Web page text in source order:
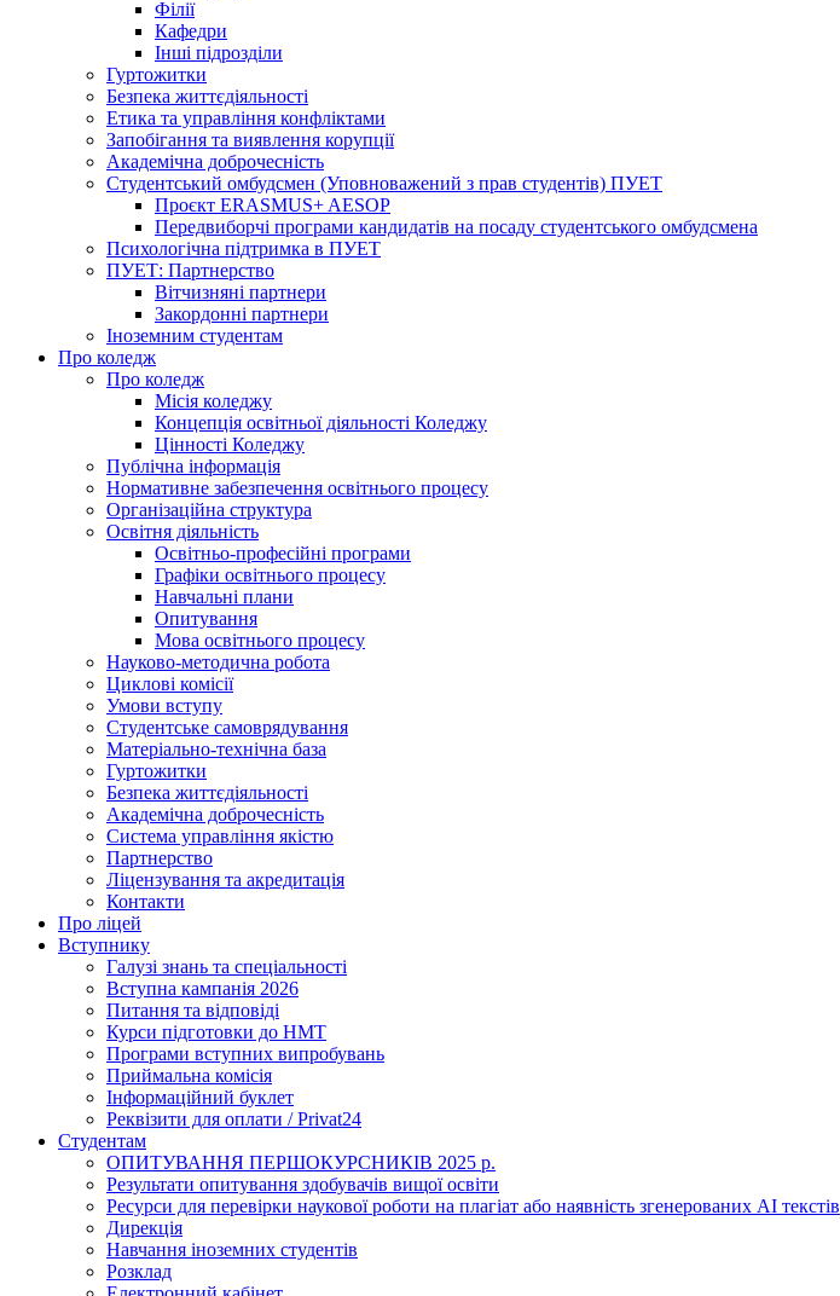
Філії
Кафедри
Інші підрозділи
Гуртожитки
Безпека життєдіяльності
Етика та управління конфліктами
Запобігання та виявлення корупції
Академічна доброчесність
Студентський омбудсмен (Уповноважений з прав студентів) ПУЕТ
Проєкт ERASMUS+ AESOP
Передвиборчі програми кандидатів на посаду студентського омбудсмена
Психологічна підтримка в ПУЕТ
ПУЕТ: Партнерство
Вітчизняні партнери
Закордонні партнери
Іноземним студентам
Про коледж
Про коледж
Місія коледжу
Концепція освітньої діяльності Коледжу
Цінності Коледжу
Публічна інформація
Нормативне забезпечення освітнього процесу
Організаційна структура
Освітня діяльність
Освітньо-професійні програми
Графіки освітнього процесу
Навчальні плани
Опитування
Мова освітнього процесу
Науково-методична робота
Циклові комісії
Умови вступу
Студентське самоврядування
Матеріально-технічна база
Гуртожитки
Безпека життєдіяльності
Академічна доброчесність
Система управління якістю
Партнерство
Ліцензування та акредитація
Контакти
Про ліцей
Вступнику
Галузі знань та спеціальності
Вступна кампанія 2026
Питання та відповіді
Курси підготовки до НМТ
Програми вступних випробувань
Приймальна комісія
Інформаційний буклет
Реквізити для оплати / Privat24
Студентам
ОПИТУВАННЯ ПЕРШОКУРСНИКІВ 2025 р.
Результати опитування здобувачів вищої освіти
Ресурси для перевірки наукової роботи на плагіат або наявність згенерованих АІ текстів
Дирекція
Навчання іноземних студентів
Розклад